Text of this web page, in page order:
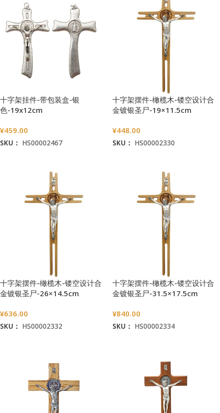
十字架挂件-带包装盒-银
色-19x12cm
¥459.00
SKU： HS00002467
十字架摆件-橄榄木-镂空设计合
金镀银圣尸-19×11.5cm
¥448.00
SKU： HS00002330
十字架摆件-橄榄木-镂空设计合
金镀银圣尸-26×14.5cm
¥636.00
SKU： HS00002332
十字架摆件-橄榄木-镂空设计合
金镀银圣尸-31.5×17.5cm
¥840.00
SKU： HS00002334